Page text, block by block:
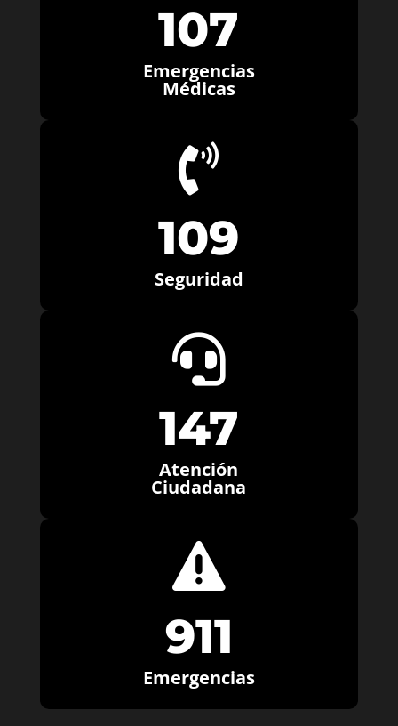
107
Emergencias
Médicas

109
Seguridad

147
Atención
Ciudadana

911
Emergencias